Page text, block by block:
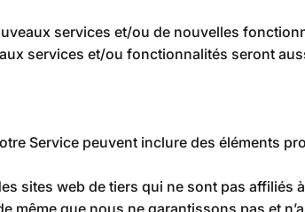
services et/ou de nouvelles
services et/ou fonctionnalités seront
Service peuvent inclure des éléments
sites web de tiers qui ne sont pas affiliés
même que nous ne garantissons pas et